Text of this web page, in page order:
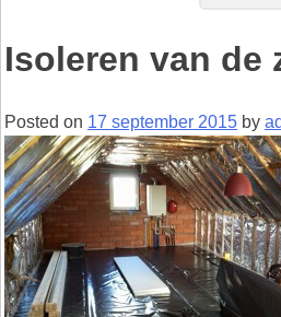
Isoleren van de
Posted on 17 september 2015 by